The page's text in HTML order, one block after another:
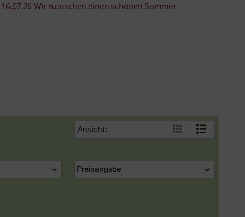
Wir wünschen einen schönen Sommer
Ansicht: